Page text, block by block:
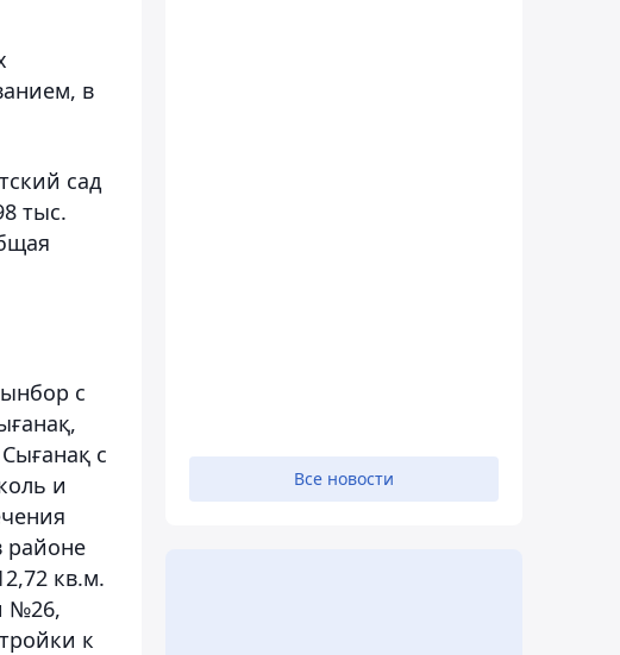
в
сад
тыс.
с
с
и
районе
кв.м.
№26,
к
Все новости